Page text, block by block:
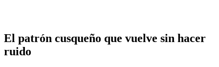
El patrón cusqueño que vuelve sin hacer
ruido